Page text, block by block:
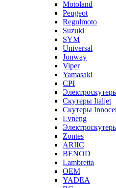
Motoland
Peugeot
Regulmoto
Suzuki
SYM
Universal
Jonway
Viper
Yamasaki
CPI
Скутеры Italjet
Скутеры
Lvneng
Zontes
ARIIC
BENOD
Lambretta
OEM
YADEA